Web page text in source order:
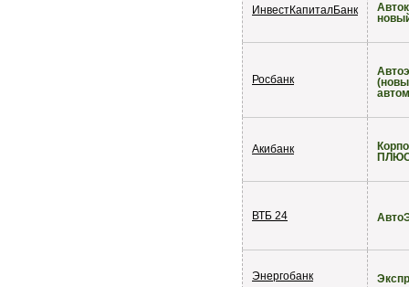
ИнвестКапиталБанк
Росбанк
Акибанк
ВТБ 24
Энергобанк